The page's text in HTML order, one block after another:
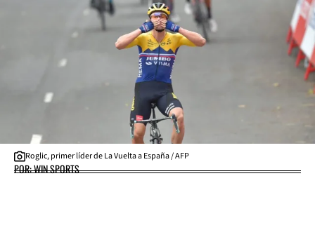
Roglic, primer líder de La Vuelta a España / AFP
POR: WIN SPORTS